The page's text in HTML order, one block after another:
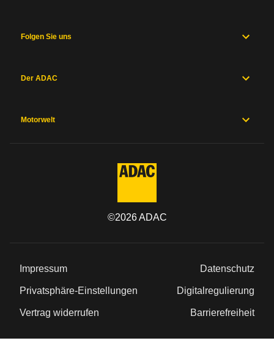
Folgen Sie uns
Der ADAC
Motorwelt
©2026ADAC
Impressum Datenschutz
Privatsphäre-Einstellungen Digitalregulierung
Vertrag widerrufen Barrierefreiheit